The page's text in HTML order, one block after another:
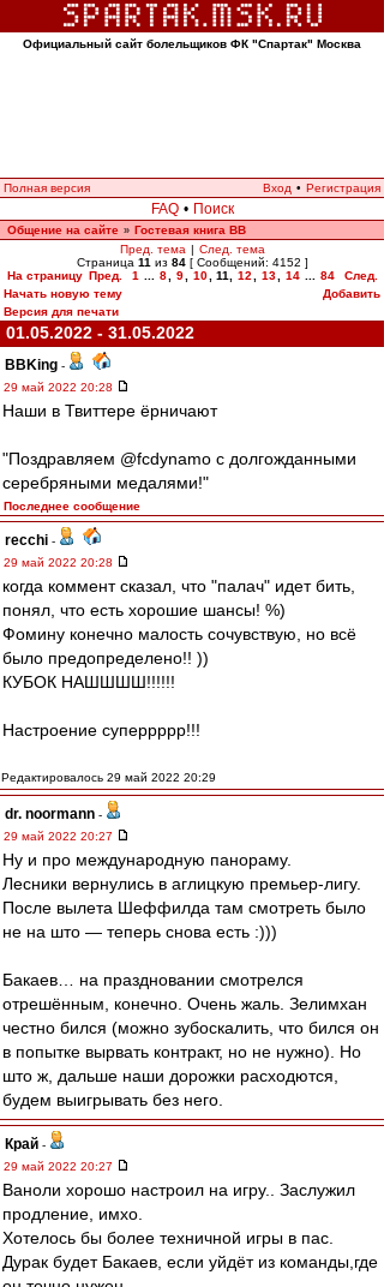
Официальный сайт болельщиков ФК "Спартак" Москва
Полная версия Вход • Регистрация
FAQ • Поиск
Общение на сайте » Гостевая книга ВВ
Пред. тема | След. тема
Страница 11 из 84[ Сообщений: 4152 ]
На страницу Пред. 1 8 9 10 11 12 13 14 84
След.
Начать новую тему
Добавить
Версия для печати
01.05.2022 - 31.05.2022
BBKing -
29 май 2022 20:28
Наши в Твиттере ёрничают
"Поздравляем @fcdynamo с долгожданными
серебряными медалями!"
Последнее сообщение
recchi -
29 май 2022 20:28
когда коммент сказал, что "палач" идет бить,
понял, что есть хорошие шансы! %)
Фомину конечно малость сочувствую, но всё
было предопределено!! ))
КУБОК НАШШШШ!!!!!!
Настроение суперрррр!!!
Редактировалось 29 май 2022 20:29
dr. noormann -
29 май 2022 20:27
Ну и про международную панораму.
Лесники вернулись в аглицкую премьер-лигу.
После вылета Шеффилда там смотреть было
не на што — теперь снова есть :)))
Бакаев… на праздновании смотрелся
отрешённым, конечно. Очень жаль. Зелимхан
честно бился (можно зубоскалить, что бился он
в попытке вырвать контракт, но не нужно). Но
што ж, дальше наши дорожки расходются,
будем выигрывать без него.
Край -
29 май 2022 20:27
Ваноли хорошо настроил на игру.. Заслужил
продление, имхо.
Хотелось бы более техничной игры в пас.
Дурак будет Бакаев, если уйдёт из команды,где